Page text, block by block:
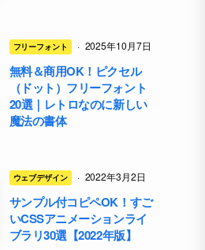
フリーフォント · 2025年10月7日
無料＆商用OK！ピクセル
（ドット）フリーフォント
20選｜レトロなのに新しい
魔法の書体
ウェブデザイン · 2022年3月2日
サンプル付コピペOK！すご
いCSSアニメーションライ
ブラリ30選【2022年版】